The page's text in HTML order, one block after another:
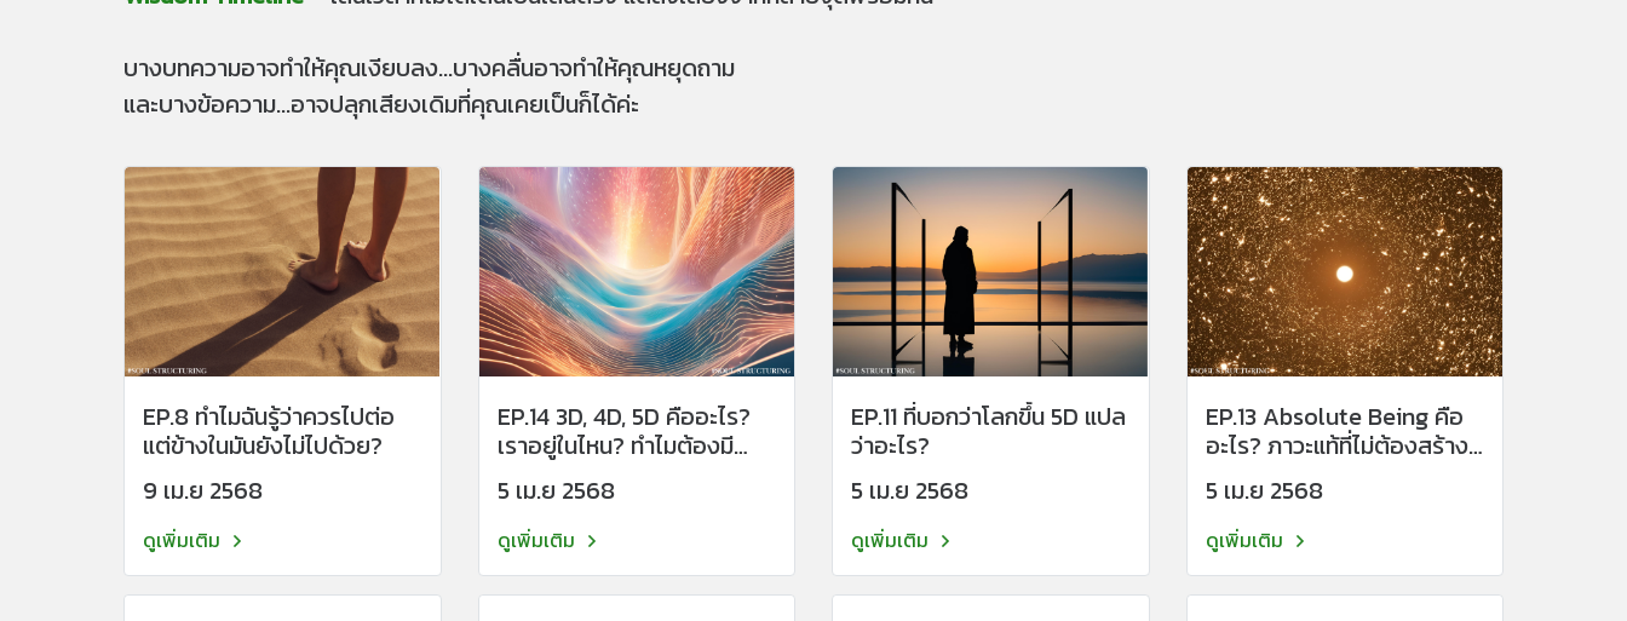
บางบทความอาจทำให้คุณเงียบลง...บางคลื่นอาจทำให้คุณหยุดถาม
และบางข้อความ...อาจปลุกเสียงเดิมที่คุณเคยเป็นก็ได้ค่ะ
EP.8 ทำไมฉันรู้ว่าควรไปต่อ
แต่ข้างในมันยังไม่ไปด้วย?
9 เม.ย 2568
ดูเพิ่มเติม
EP.14 3D, 4D, 5D คืออะไร?
เราอยู่ในไหน? ทำไมต้องมี
Dimension?
5 เม.ย 2568
ดูเพิ่มเติม
EP.11 ที่บอกว่าโลกขึ้น 5D แปล
ว่าอะไร?
5 เม.ย 2568
ดูเพิ่มเติม
EP.13 Absolute Being คือ
อะไร? ภาวะแท้ที่ไม่ต้องสร้าง
ไม่ต้องพูด ไม่กลัวจะหายไป
5 เม.ย 2568
ดูเพิ่มเติม